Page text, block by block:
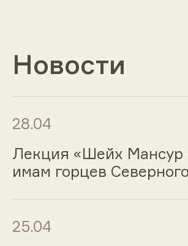
Новости
28.04
Лекция «Шейх Мансур
имам горцев
25.04